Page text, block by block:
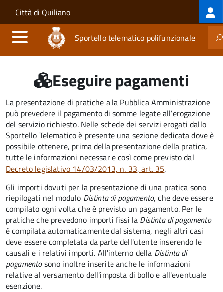
Salta al contenuto principale
Skip to site navigation
Città di Quiliano
Sportello telematico polifunzionale
Eseguire pagamenti
La presentazione di pratiche alla Pubblica Amministrazione
può prevedere il pagamento di somme legate all’erogazione
del servizio richiesto. Nelle schede dei servizi erogati dallo
Sportello Telematico è presente una sezione dedicata dove è
possibile ottenere, prima della presentazione della pratica,
tutte le informazioni necessarie così come previsto dal
Decreto legislativo 14/03/2013, n. 33, art. 35.
Gli importi dovuti per la presentazione di una pratica sono
riepilogati nel modulo Distinta di pagamento, che deve essere
compilato ogni volta che è previsto un pagamento. Per le
pratiche che prevedono importi fissi la Distinta di pagamento
è compilata automaticamente dal sistema, negli altri casi
deve essere completata da parte dell'utente inserendo le
causali e i relativi importi. All'interno della Distinta di
pagamentosono inoltre inserite anche le informazioni
relative al versamento dell'imposta di bollo e all'eventuale
esenzione.